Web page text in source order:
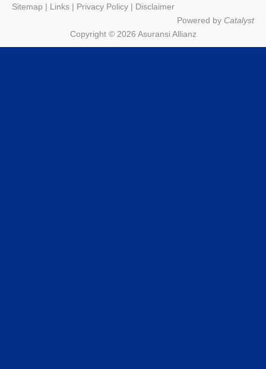
Sitemap | Links | Privacy Policy | Disclaimer
Powered by Catalyst
Copyright © 2026 Asuransi Allianz